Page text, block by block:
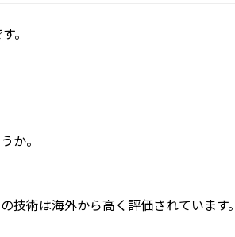
。
か。
術は海外から高く評価されています。